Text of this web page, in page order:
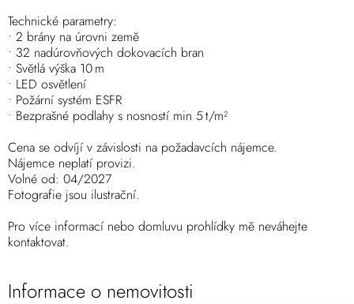
Technické parametry:
• 2 brány na úrovni země
• 32 nadúrovňových dokovacích bran
• Světlá výška 10 m
• LED osvětlení
• Požární systém ESFR
• Bezprašné podlahy s nosností min 5 t/m²
Cena se odvíjí v závislosti na požadavcích nájemce.
Nájemce neplatí provizi.
Volné od: 04/2027
Fotografie jsou ilustrační.
Pro více informací nebo domluvu prohlídky mě neváhejte
kontaktovat.
Informace o nemovitosti